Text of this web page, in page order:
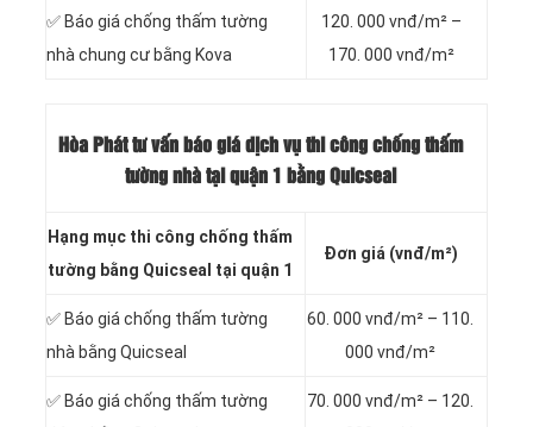
✅ Báo giá chống thấm tường
nhà chung cư bằng Kova
120. 000 vnđ/m² –
170. 000 vnđ/m²
Hòa Phát tư vấn báo giá dịch vụ thi công chống thấm
tường nhà tại quận 1 bằng Quicseal
Hạng mục thi công chống thấm
tường bằng Quicseal tại quận 1
Đơn giá (vnđ/m²)
✅ Báo giá chống thấm tường
nhà bằng Quicseal
60. 000 vnđ/m² – 110.
000 vnđ/m²
✅ Báo giá chống thấm tường
70. 000 vnđ/m² – 120.